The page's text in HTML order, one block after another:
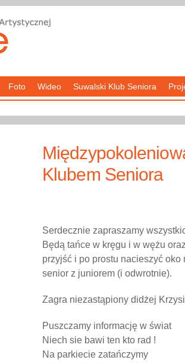
Foto Wideo Suwalski Klub Seniora
Klubem Seniora
Serdecznie zapraszamy
Będą tańce w kręgu i w wężu
przyjść i po prostu nacieszyć
senior z juniorem (i odwrotnie).
Zagra niezastąpiony didżej
Puszczamy informację w świat
Niech sie bawi ten kto rad !
Na parkiecie zatańczymy